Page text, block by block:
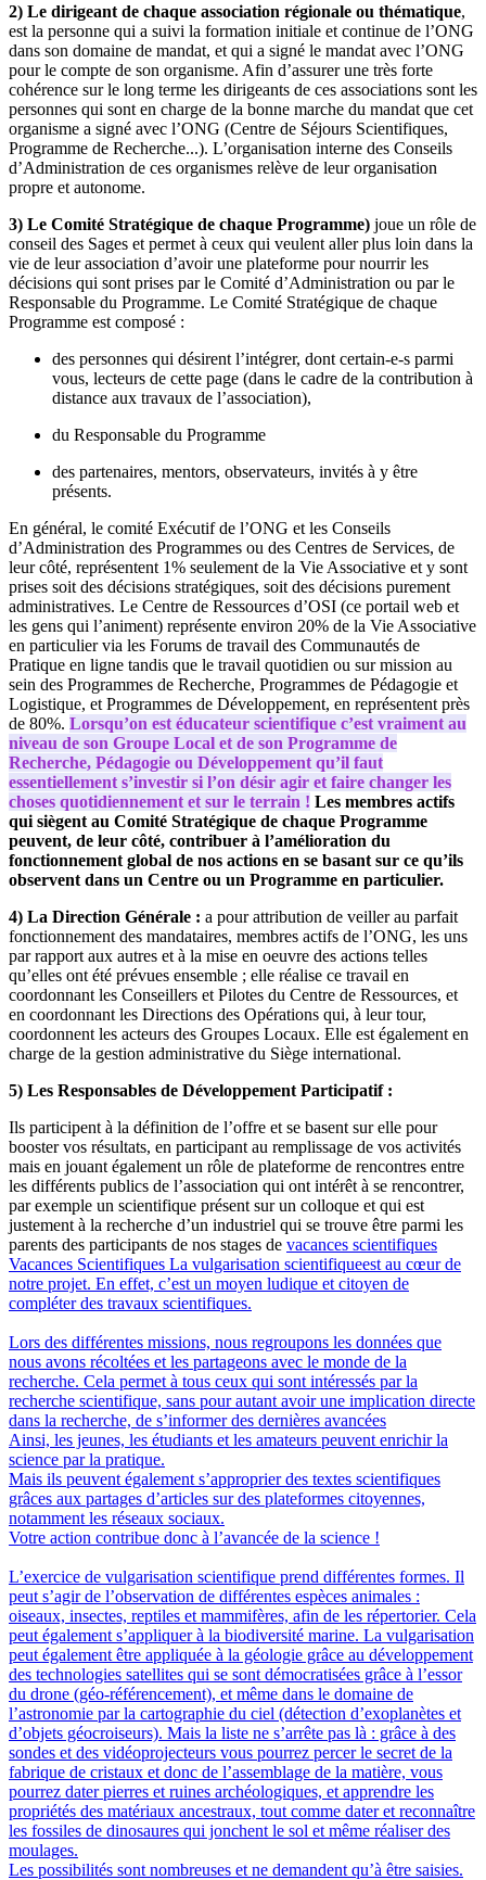
2) Le dirigeant de chaque association régionale ou thématique,
est la personne qui a suivi la formation initiale et continue de l’ONG
dans son domaine de mandat, et qui a signé le mandat avec l’ONG
pour le compte de son organisme. Afin d’assurer une très forte
cohérence sur le long terme les dirigeants de ces associations sont les
personnes qui sont en charge de la bonne marche du mandat que cet
organisme a signé avec l’ONG (Centre de Séjours Scientifiques,
Programme de Recherche...). L’organisation interne des Conseils
d’Administration de ces organismes relève de leur organisation
propre et autonome.
3) Le Comité Stratégique de chaque Programme) joue un rôle de
conseil des Sages et permet à ceux qui veulent aller plus loin dans la
vie de leur association d’avoir une plateforme pour nourrir les
décisions qui sont prises par le Comité d’Administration ou par le
Responsable du Programme. Le Comité Stratégique de chaque
Programme est composé :
des personnes qui désirent l’intégrer, dont certain-e-s parmi
vous, lecteurs de cette page (dans le cadre de la contribution à
distance aux travaux de l’association),
du Responsable du Programme
des partenaires, mentors, observateurs, invités à y être
présents.
En général, le comité Exécutif de l’ONG et les Conseils
d’Administration des Programmes ou des Centres de Services, de
leur côté, représentent 1% seulement de la Vie Associative et y sont
prises soit des décisions stratégiques, soit des décisions purement
administratives. Le Centre de Ressources d’OSI (ce portail web et
les gens qui l’animent) représente environ 20% de la Vie Associative
en particulier via les Forums de travail des Communautés de
Pratique en ligne tandis que le travail quotidien ou sur mission au
sein des Programmes de Recherche, Programmes de Pédagogie et
Logistique, et Programmes de Développement, en représentent près
de 80%. Lorsqu’on est éducateur scientifique c’est vraiment au
niveau de son Groupe Local et de son Programme de
Recherche, Pédagogie ou Développement qu’il faut
essentiellement s’investir si l’on désir agir et faire changer les
choses quotidiennement et sur le terrain ! Les membres actifs
qui siègent au Comité Stratégique de chaque Programme
peuvent, de leur côté, contribuer à l’amélioration du
fonctionnement global de nos actions en se basant sur ce qu’ils
observent dans un Centre ou un Programme en particulier.
4) La Direction Générale : a pour attribution de veiller au parfait
fonctionnement des mandataires, membres actifs de l’ONG, les uns
par rapport aux autres et à la mise en oeuvre des actions telles
qu’elles ont été prévues ensemble ; elle réalise ce travail en
coordonnant les Conseillers et Pilotes du Centre de Ressources, et
en coordonnant les Directions des Opérations qui, à leur tour,
coordonnent les acteurs des Groupes Locaux. Elle est également en
charge de la gestion administrative du Siège international.
5) Les Responsables de Développement Participatif :
Ils participent à la définition de l’offre et se basent sur elle pour
booster vos résultats, en participant au remplissage de vos activités
mais en jouant également un rôle de plateforme de rencontres entre
les différents publics de l’association qui ont intérêt à se rencontrer,
par exemple un scientifique présent sur un colloque et qui est
justement à la recherche d’un industriel qui se trouve être parmi les
parents des participants de nos stages de vacances scientifiques
Vacances Scientifiques La vulgarisation scientifiqueest au cœur de
notre projet. En effet, c’est un moyen ludique et citoyen de
compléter des travaux scientifiques.
Lors des différentes missions, nous regroupons les données que
nous avons récoltées et les partageons avec le monde de la
recherche. Cela permet à tous ceux qui sont intéressés par la
recherche scientifique, sans pour autant avoir une implication directe
dans la recherche, de s’informer des dernières avancées
Ainsi, les jeunes, les étudiants et les amateurs peuvent enrichir la
science par la pratique.
Mais ils peuvent également s’approprier des textes scientifiques
grâces aux partages d’articles sur des plateformes citoyennes,
notamment les réseaux sociaux.
Votre action contribue donc à l’avancée de la science !
L’exercice de vulgarisation scientifique prend différentes formes. Il
peut s’agir de l’observation de différentes espèces animales :
oiseaux, insectes, reptiles et mammifères, afin de les répertorier. Cela
peut également s’appliquer à la biodiversité marine. La vulgarisation
peut également être appliquée à la géologie grâce au développement
des technologies satellites qui se sont démocratisées grâce à l’essor
du drone (géo-référencement), et même dans le domaine de
l’astronomie par la cartographie du ciel (détection d’exoplanètes et
d’objets géocroiseurs). Mais la liste ne s’arrête pas là : grâce à des
sondes et des vidéoprojecteurs vous pourrez percer le secret de la
fabrique de cristaux et donc de l’assemblage de la matière, vous
pourrez dater pierres et ruines archéologiques, et apprendre les
propriétés des matériaux ancestraux, tout comme dater et reconnaître
les fossiles de dinosaures qui jonchent le sol et même réaliser des
moulages.
Les possibilités sont nombreuses et ne demandent qu’à être saisies.